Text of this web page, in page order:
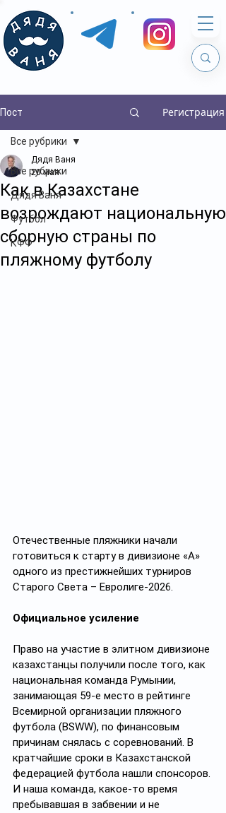
Пост Регистрация
Все рубрики
Дядя Ваня
Футбол
КФФ
Все рубрики
Как в Казахстане
возрождают национальную
сборную страны по
пляжному футболу
Дядя Ваня
20 мая
Отечественные пляжники начали
готовиться к старту в дивизионе «А»
одного из престижнейших турниров
Старого Света – Евролиге-2026.
Официальное усиление
Право на участие в элитном дивизионе
казахстанцы получили после того, как
национальная команда Румынии,
занимающая 59-е место в рейтинге
Всемирной организации пляжного
футбола (BSWW), по финансовым
причинам снялась с соревнований. В
кратчайшие сроки в Казахстанской
федерацией футбола нашли спонсоров.
И наша команда, какое-то время
пребывавшая в забвении и не